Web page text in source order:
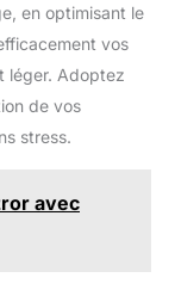
en optimisant le
vos
léger. Adoptez
de vos
stress.
avec